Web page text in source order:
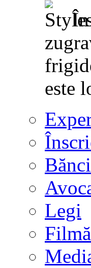
este
Bănci
Legi